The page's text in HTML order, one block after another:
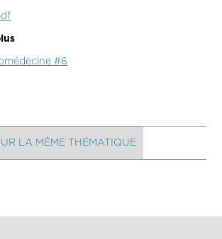
#6
LA MÊME THÉMATIQUE